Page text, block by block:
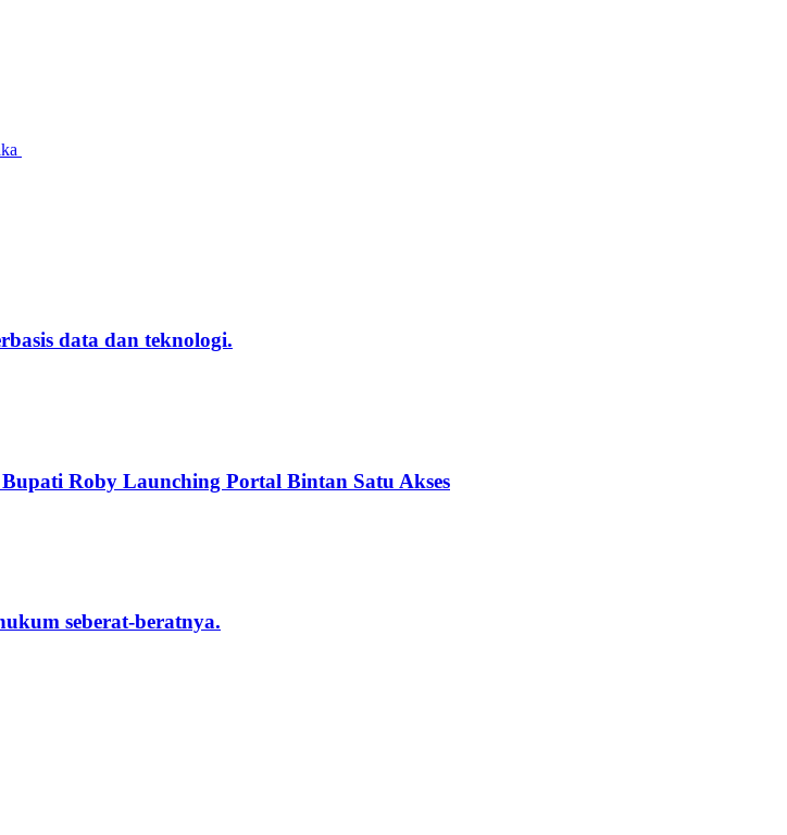
data dan teknologi.
Roby Launching Portal Bintan Satu Akses
seberat-beratnya.